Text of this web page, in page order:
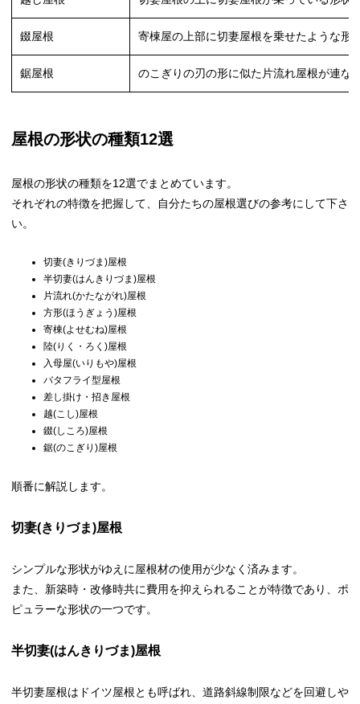
錣屋根 寄棟屋の上部に切妻屋根を乗せたような形
鋸屋根 のこぎりの刃の形に似た片流れ屋根が連な
屋根の形状の種類12選
屋根の形状の種類を12選でまとめています。
それぞれの特徴を把握して、自分たちの屋根選びの参考にして下さ
い。
切妻(きりづま)屋根
半切妻(はんきりづま)屋根
片流れ(かたながれ)屋根
方形(ほうぎょう)屋根
寄棟(よせむね)屋根
陸(りく・ろく)屋根
入母屋(いりもや)屋根
バタフライ型屋根
差し掛け・招き屋根
越(こし)屋根
錣(しころ)屋根
鋸(のこぎり)屋根
順番に解説します。
切妻(きりづま)屋根
シンプルな形状がゆえに屋根材の使用が少なく済みます。
また、新築時・改修時共に費用を抑えられることが特徴であり、ポ
ピュラーな形状の一つです。
半切妻(はんきりづま)屋根
半切妻屋根はドイツ屋根とも呼ばれ、道路斜線制限などを回避しや